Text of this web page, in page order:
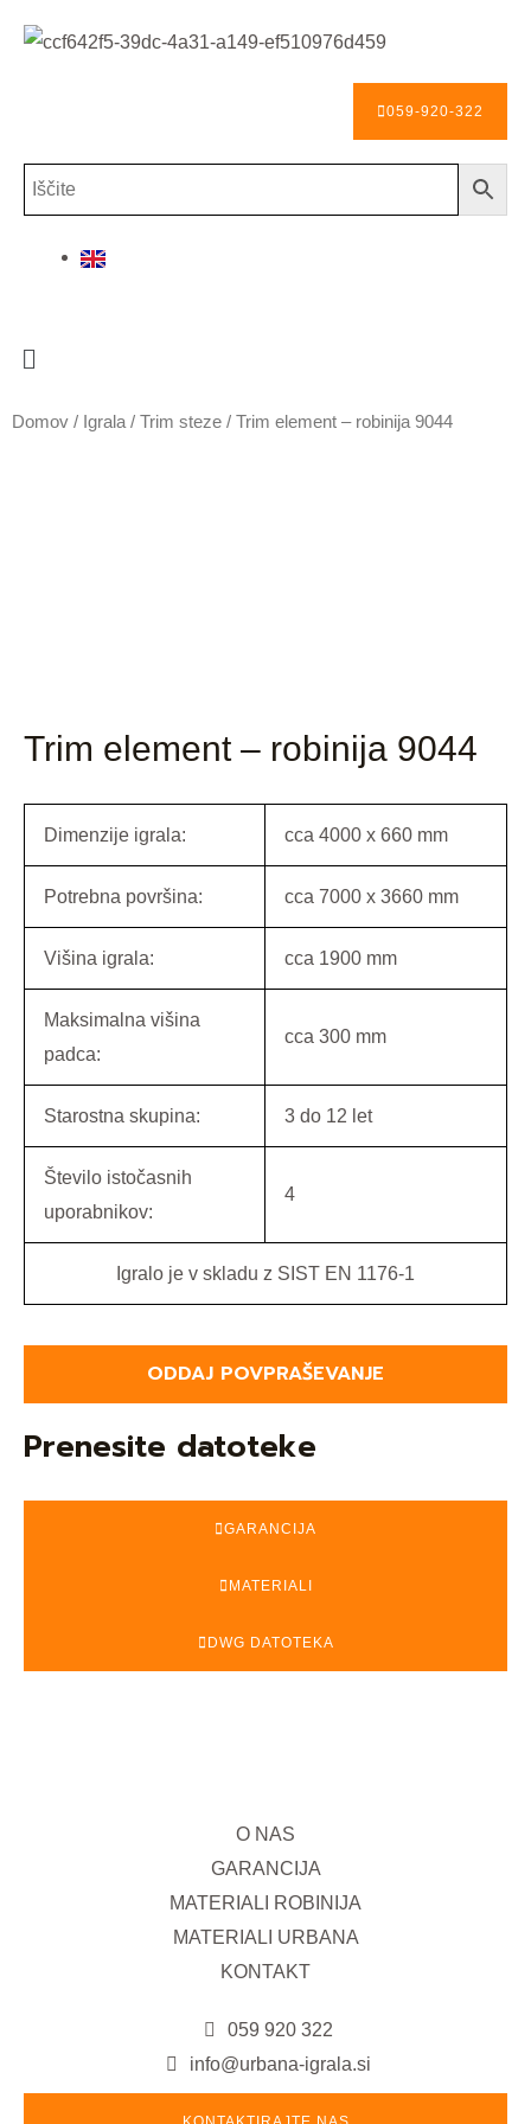
059-920-322
Menu
Domov / Igrala / Trim steze / Trim element – robinija 9044
Trim element – robinija 9044
Dimenzije igrala: cca 4000 x 660 mm
Potrebna površina: cca 7000 x 3660 mm
Višina igrala: cca 1900 mm
Maksimalna višina
padca:
cca 300 mm
Starostna skupina: 3 do 12 let
Število istočasnih
uporabnikov:
4
Igralo je v skladu z SIST EN 1176-1
ODDAJ POVPRAŠEVANJE
Prenesite datoteke
GARANCIJA
MATERIALI
DWG DATOTEKA
O NAS
GARANCIJA
MATERIALI ROBINIJA
MATERIALI URBANA
KONTAKT
059 920 322
info@urbana-igrala.si